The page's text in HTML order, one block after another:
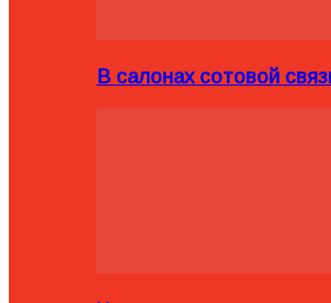
В салонах сотовой